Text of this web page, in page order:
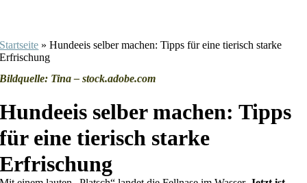
Startseite »Hundeeis selber machen: Tipps für eine tierisch starke
Erfrischung
Bildquelle: Tina – stock.adobe.com
Hundeeis selber machen: Tipps
für eine tierisch starke
Erfrischung